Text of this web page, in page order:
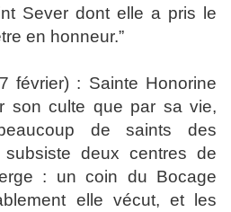
Sever dont elle a pris le
en honneur.”
février) : Sainte Honorine
son culte que par sa vie,
de saints des
deux centres de
: un coin du Bocage
elle vécut, et les